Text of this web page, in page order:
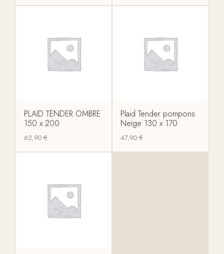
PLAID TENDER OMBRE
150 x 200
62,90€
Plaid Tender pompons
Neige 130 x 170
47,90 €